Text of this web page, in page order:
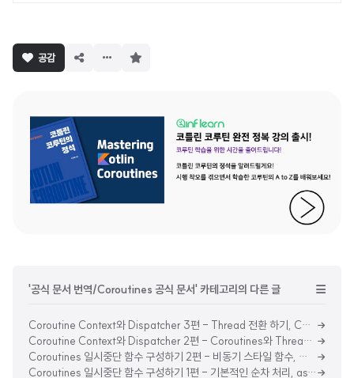
공감
'공식 문서 번역/Coroutines 공식 문서' 카테고리의 다른 글
Coroutine Context와 Dispatcher 3편 - Thread 전환 하기, Context 내부의 Job, Coroutine의 자식들
Coroutine Context와 Dispatcher 2편 - Coroutines와 Threads 디버깅 하기 : IntelliJ 사용, 로깅 사용
Coroutines 일시중단 함수 구성하기 2편 - 비동기 스타일 함수, 구조화된 동시성과 async
Coroutines 일시중단 함수 구성하기 1편 - 기본적인 순차 처리, async를 사용한 동시성, async lazy하게 시작하기